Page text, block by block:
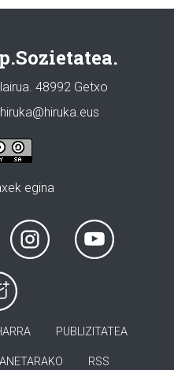
48992 Getxo
egina
PUBLIZITATEA
RSS